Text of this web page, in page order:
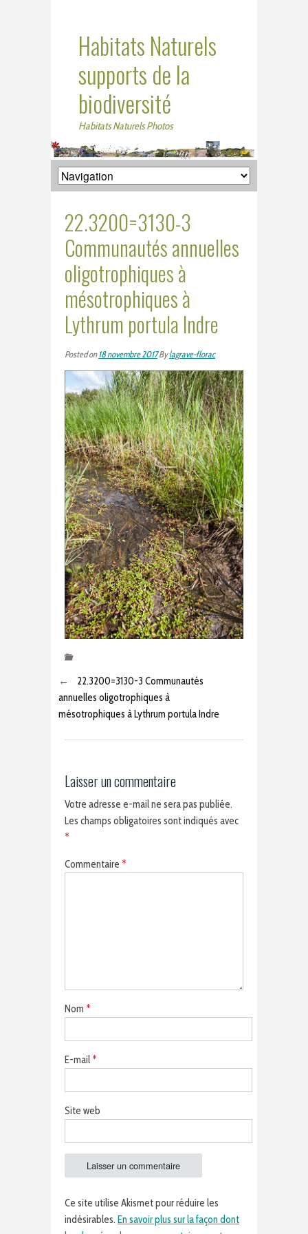
Habitats Naturels
supports de la
biodiversité
Habitats Naturels Photos
22.3200=3130-3
Communautés annuelles
oligotrophiques à
mésotrophiques à
Lythrum portula Indre
Posted on18 novembre 2017Bylagrave-florac
←
22.3200=3130-3 Communautés
annuelles oligotrophiques à
mésotrophiques à Lythrum portula Indre
Laisser un commentaire
Votre adresse e-mail ne sera pas publiée.
Les champs obligatoires sont indiqués avec
*
Commentaire *
Nom *
E-mail*
Site web
Ce site utilise Akismet pour réduire les
indésirables. En savoir plus sur la façon dont